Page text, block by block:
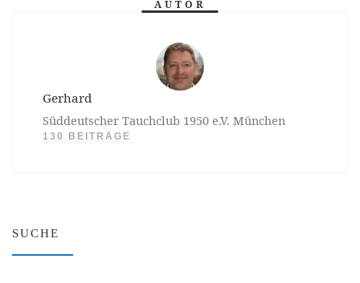
AUTOR
Gerhard
Süddeutscher Tauchclub 1950 e.V. München
130 BEITRÄGE
SUCHE